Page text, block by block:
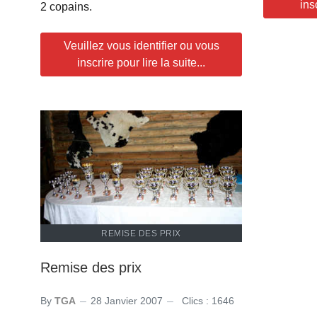
2 copains.
Veuillez vous identifier ou vous
inscrire pour lire la suite...
REMISE DES PRIX
Remise des prix
By TGA 28 Janvier 2007 Clics : 1646